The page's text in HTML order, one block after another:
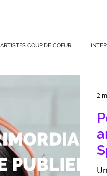
ARTISTES COUP DE COEUR
2